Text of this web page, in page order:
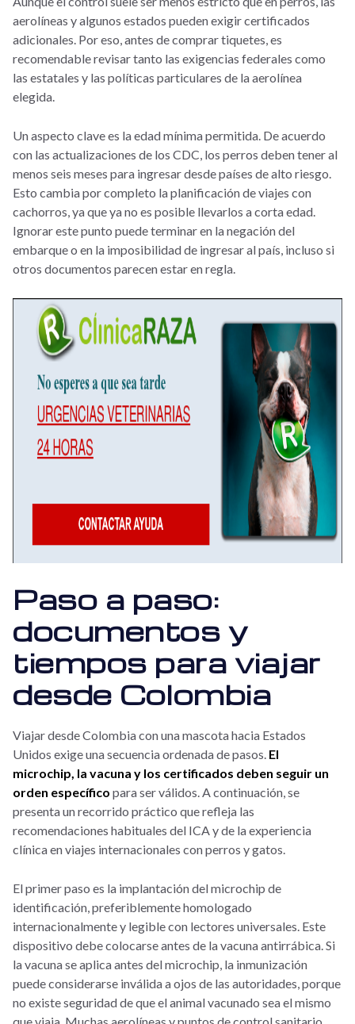
aerolíneas y algunos estados pueden exigir certificados
adicionales. Por eso, antes de comprar tiquetes, es
recomendable revisar tanto las exigencias federales como
las estatales y las políticas particulares de la aerolínea
elegida.
Un aspecto clave es la edad mínima permitida. De acuerdo
con las actualizaciones de los CDC, los perros deben tener al
menos seis meses para ingresar desde países de alto riesgo.
Esto cambia por completo la planificación de viajes con
cachorros, ya que ya no es posible llevarlos a corta edad.
Ignorar este punto puede terminar en la negación del
embarque o en la imposibilidad de ingresar al país, incluso si
otros documentos parecen estar en regla.
Paso a paso:
documentos y
tiempos para viajar
desde Colombia
Viajar desde Colombia con una mascota hacia Estados
Unidos exige una secuencia ordenada de pasos. El
microchip, la vacuna y los certificados deben seguir un
orden específico para ser válidos. A continuación, se
presenta un recorrido práctico que refleja las
recomendaciones habituales del ICA y de la experiencia
clínica en viajes internacionales con perros y gatos.
El primer paso es la implantación del microchip de
identificación, preferiblemente homologado
internacionalmente y legible con lectores universales. Este
dispositivo debe colocarse antes de la vacuna antirrábica. Si
la vacuna se aplica antes del microchip, la inmunización
puede considerarse inválida a ojos de las autoridades, porque
no existe seguridad de que el animal vacunado sea el mismo